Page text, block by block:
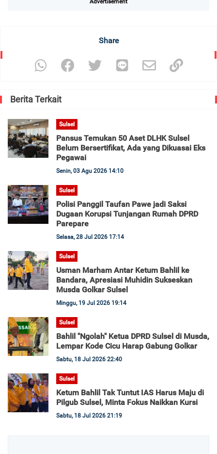
Advertisement
Share
Berita Terkait
Sulsel
Pansus Temukan 50 Aset DLHK Sulsel
Belum Bersertifikat, Ada yang Dikuasai Eks
Pegawai
Senin, 03 Agu 2026 14:10
Sulsel
Polisi Panggil Taufan Pawe jadi Saksi
Dugaan Korupsi Tunjangan Rumah DPRD
Parepare
Selasa, 28 Jul 2026 17:14
Sulsel
Usman Marham Antar Ketum Bahlil ke
Bandara, Apresiasi Muhidin Sukseskan
Musda Golkar Sulsel
Minggu, 19 Jul 2026 19:14
Sulsel
Bahlil "Ngolah" Ketua DPRD Sulsel di Musda,
Lempar Kode Cicu Harap Gabung Golkar
Sabtu, 18 Jul 2026 22:40
Sulsel
Ketum Bahlil Tak Tuntut IAS Harus Maju di
Pilgub Sulsel, Minta Fokus Naikkan Kursi
Sabtu, 18 Jul 2026 21:19